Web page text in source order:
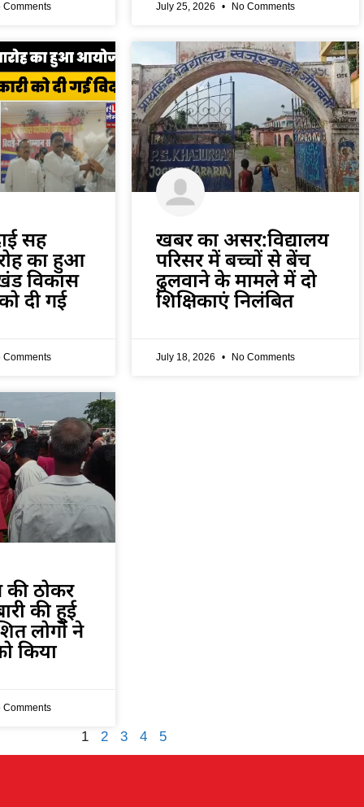
July 25, 2026 No Comments
सह
का हुआ
विकास
दी गई
खबर का असर:विद्यालय
परिसर में बच्चों से बेंच
ढुलवाने के मामले में दो
शिक्षिकाएं निलंबित
July 18, 2026 No Comments
की ठोकर
की हुई
लोगों ने
किया
1 2 3 4 5